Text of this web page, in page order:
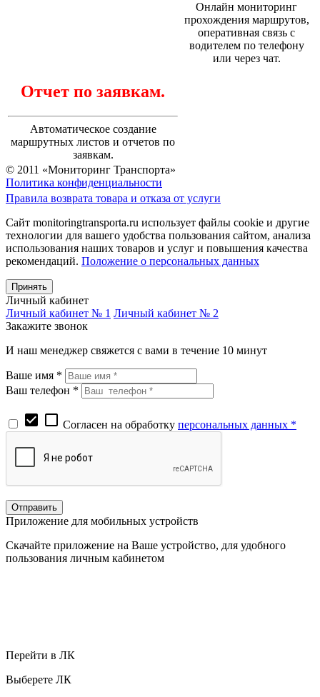
Онлайн мониторинг
прохождения маршрутов,
оперативная связь с
водителем по телефону
или через чат.
Отчет по заявкам.
Автоматическое создание
маршрутных листов и отчетов по
заявкам.
© 2011 «Мониторинг Транспорта»
Политика конфиденциальности
Правила возврата товара и отказа от услуги
Сайт monitoringtransporta.ru использует файлы cookie и другие
технологии для вашего удобства пользования сайтом, анализа
использования наших товаров и услуг и повышения качества
рекомендаций. Положение о персональных данных
Принять
Личный кабинет
Личный кабинет № 1 Личный кабинет № 2
Закажите звонок
И наш менеджер свяжется с вами в течение 10 минут
Ваше имя *
Ваш телефон *
check_box check_box_outline_blank Согласен на обработку персональных данных *
Приложение для мобильных устройств
Скачайте приложение на Ваше устройство, для удобного
пользования личным кабинетом
Перейти в ЛК
Выберете ЛК